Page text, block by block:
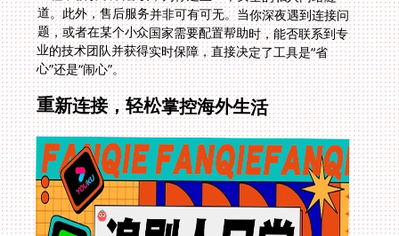
心”还是“闹心”。
重新连接，轻松掌控海外生活